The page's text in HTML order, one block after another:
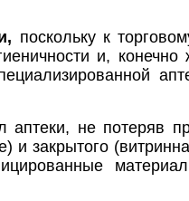
поскольку к
и,
аптеки, не потеряв
закрытого